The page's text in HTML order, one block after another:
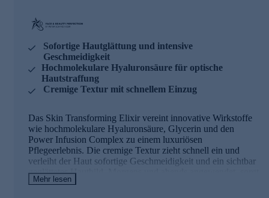
Sofortige Hautglättung und intensive
Geschmeidigkeit
Hochmolekulare Hyaluronsäure für optische
Hautstraffung
Cremige Textur mit schnellem Einzug
Das Skin Transforming Elixir vereint innovative Wirkstoffe
wie hochmolekulare Hyaluronsäure, Glycerin und den
Power Infusion Complex zu einem luxuriösen
Pflegeerlebnis. Die cremige Textur zieht schnell ein und
verleiht der Haut sofortige Geschmeidigkeit und ein sichtbar
geglättetes Hautbild. Morgens und abends angewendet, sorgt
das Elixir für einen revitalisierten Teint und ein spürbar
Mehr lesen